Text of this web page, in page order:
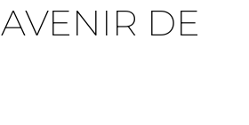
DE